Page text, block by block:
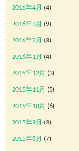
2016年4月 (4)
2016年3月 (9)
2016年2月 (3)
2016年1月 (4)
2015年12月 (3)
2015年11月 (5)
2015年10月 (6)
2015年9月 (3)
2015年8月 (7)